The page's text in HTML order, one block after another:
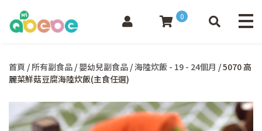
0
首頁 / 所有副食品 / 嬰幼兒副食品 /海陸炊飯 - 19 - 24個月 / 5070 高
麗菜鮮菇豆腐海陸炊飯(主食任選)